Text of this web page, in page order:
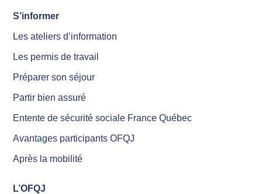
S’informer
Les ateliers d’information
Les permis de travail
Préparer son séjour
Partir bien assuré
Entente de sécurité sociale France Québec
Avantages participants OFQJ
Après la mobilité
L’OFQJ